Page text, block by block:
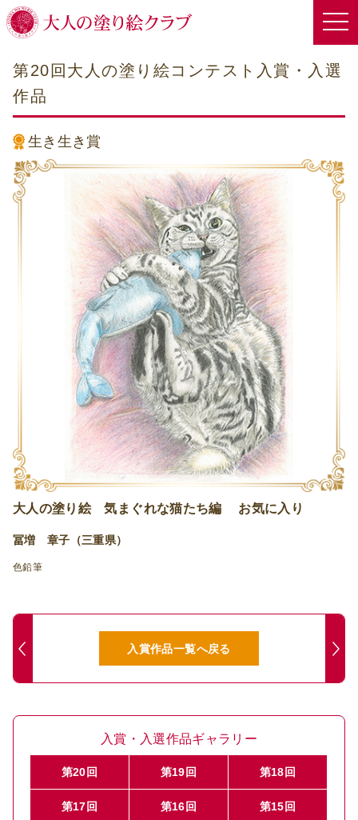
第20回大人の塗り絵コンテスト入賞・入選
作品
生き生き賞
大人の塗り絵 気まぐれな猫たち編 お気に入り
冨増 章子（三重県）
色鉛筆
入賞作品一覧へ戻る
入賞・入選作品ギャラリー
第20回 第19回 第18回
第17回 第16回 第15回